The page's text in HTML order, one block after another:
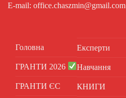
E-mail: office.chaszmin@gmail.com
Головна
ГРАНТИ 2026
ГРАНТИ ЄС
Експерти
Навчання
КНИГИ